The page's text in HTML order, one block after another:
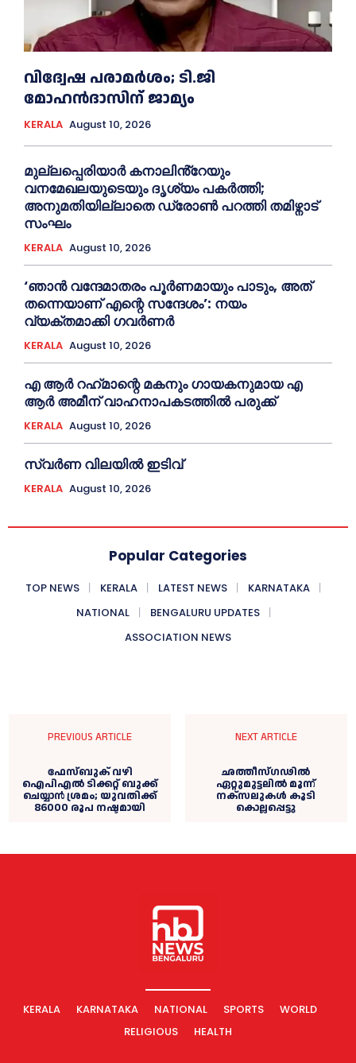
വിദ്വേഷ പരാമര്‍ശം; ടി.ജി
മോഹന്‍ദാസിന് ജാമ്യം
KERALA August 10, 2026
മുല്ലപ്പെരിയാര്‍ കനാലിൻ്റേയും
വനമേഖലയുടെയും ദൃശ്യം പകര്‍ത്തി;
അനുമതിയില്ലാതെ ഡ്രോണ്‍ പറത്തി തമിഴ്നാട്
സംഘം
KERALA August 10, 2026
‘ഞാൻ വന്ദേമാതരം പൂര്‍ണമായും പാടും, അത്
തന്നെയാണ് എന്റെ സന്ദേശം’: നയം
വ്യക്തമാക്കി ഗവര്‍ണര്‍
KERALA August 10, 2026
എ ആര്‍ റഹ്‌മാന്റെ മകനും ഗായകനുമായ എ
ആര്‍ അമീന് വാഹനാപകടത്തില്‍ പരുക്ക്
KERALA August 10, 2026
സ്വ‍‍ർണ വിലയില്‍ ഇടിവ്
KERALA August 10, 2026
Popular Categories
TOP NEWS KERALA LATEST NEWS
KARNATAKA
NATIONAL
BENGALURU UPDATES
ASSOCIATION NEWS
PREVIOUS ARTICLE
ഫേസ്ബുക് വഴി
ഐപിഎൽ ടിക്കറ്റ് ബുക്ക്‌
ചെയ്യാൻ ശ്രമം; യുവതിക്ക്
86000 രൂപ നഷ്ടമായി
NEXT ARTICLE
ഛത്തീസ്ഗഢില്‍
ഏറ്റുമുട്ടലില്‍ മൂന്ന്
നക്‌സലുകള്‍ കൂടി
കൊല്ലപ്പെട്ടു
KERALA KARNATAKA NATIONAL SPORTS
WORLD
RELIGIOUS
HEALTH